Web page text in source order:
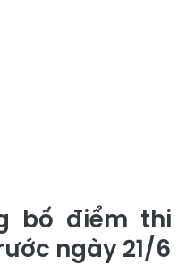
bố điểm thi
ngày 21/6